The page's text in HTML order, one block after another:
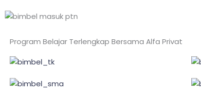
Program Belajar Terlengkap Bersama Alfa Privat